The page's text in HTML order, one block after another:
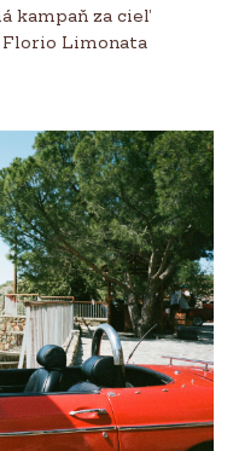
kampaň za cieľ
Limonata